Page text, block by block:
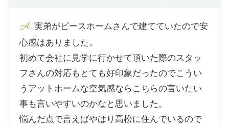
A. 実弟がピースホームさんで建てていたので安
心感はありました。
初めて会社に見学に行かせて頂いた際のスタッ
フさんの対応もとても好印象だったのでこうい
うアットホームな空気感ならこちらの言いたい
事も言いやすいのかなと思いました。
悩んだ点で言えばやはり高松に住んでいるので